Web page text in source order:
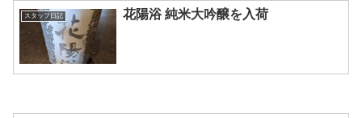
スタッフ日記 花陽浴 純米大吟醸を入荷